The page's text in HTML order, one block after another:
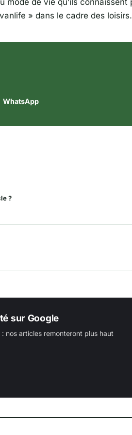
» dans le cadre des loisirs.
WhatsApp
?
sur Google
nos articles remonteront plus haut